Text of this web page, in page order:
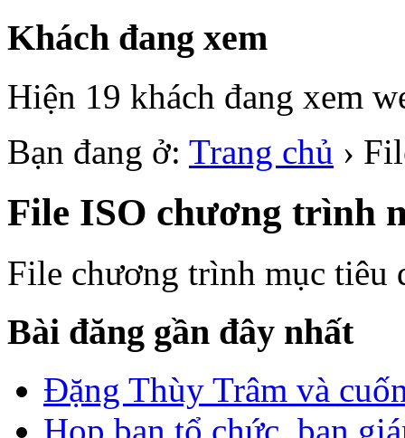
Khách đang xem
Hiện 19 khách đang xem
Bạn đang ở: Trang chủ ›
File ISO chương trình
File chương trình mục
Bài đăng gần đây nhất
Đặng Thùy Trâm và